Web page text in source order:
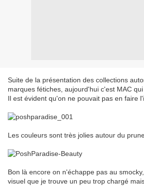
Suite de la présentation des collections
marques fétiches, aujourd'hui c'est MAC
Il est évident qu'on ne pouvait pas en faire
Les couleurs sont très jolies autour du
Bon là encore on n'échappe pas au
visuel que je trouve un peu trop chargé